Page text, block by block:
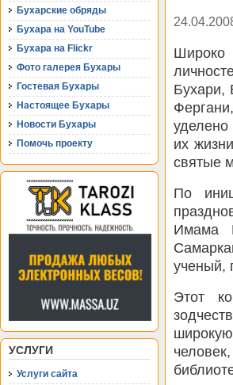
Бухарские обряды
Бухара на YouTube
Бухара на Flickr
Фото галерея Бухары
Гостевая Бухары
Настоящее Бухары
Новости Бухары
Помочь проекту
УСЛУГИ
Услуги сайта
Бухари,
их
святые
По
Имама
ученый,
Этот